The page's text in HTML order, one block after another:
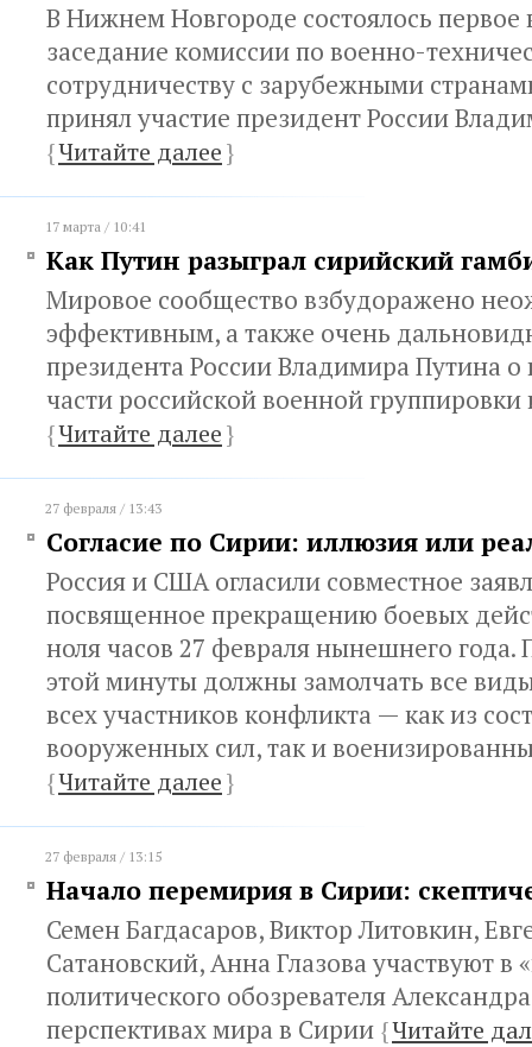
В Нижнем Новгороде состоялось первое
заседание комиссии по военно-
сотрудничеству с зарубежными
принял участие президент России
{Читайте далее}
17 марта / 10:41
Как Путин разыграл сирийский
Мировое сообщество взбудоражено
эффективным, а также очень
президента России Владимира Путина
части российской военной
{Читайте далее}
27 февраля / 13:43
Согласие по Сирии: иллюзия или
Россия и США огласили совместное
посвященное прекращению боевых
ноля часов 27 февраля нынешнего года.
этой минуты должны замолчать все
всех участников конфликта — как из
вооруженных сил, так и
{Читайте далее}
27 февраля / 13:15
Начало перемирия в Сирии:
Семен Багдасаров, Виктор Литовкин,
Сатановский, Анна Глазова участвуют в
политического обозревателя
перспективах мира в Сирии {Читайте